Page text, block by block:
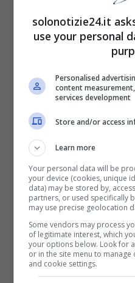
Fonte: Instagram
Un momento davvero
conduttrice ha
piccola, Mia, avuta
Francesco Facchinetti.
solonotizie24.it
use your personal
Personalised
content
services development
Store and/or access
Learn more
Your personal data will be
your device (cookies, unique
data) may be stored by,
partners, or used specifically
may use precise geolocation
Some vendors may process
of legitimate interest, which
your options below. Look for
or in the site menu to
and cookie settings.